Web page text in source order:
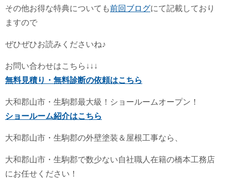
その他お得な特典についても前回ブログにて記載しており
ますので
ぜひぜひお読みくださいね♪
お問い合わせはこちら↓↓↓
無料見積り・無料診断の依頼はこちら
大和郡山市・生駒郡最大級！ショールームオープン！
ショールーム紹介はこちら
大和郡山市・生駒郡の外壁塗装＆屋根工事なら、
大和郡山市・生駒郡で数少ない自社職人在籍の橋本工務店
にお任せください！